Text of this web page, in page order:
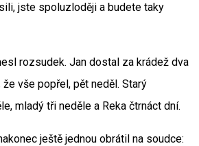
jste spoluzloději a budete taky
rozsudek. Jan dostal za krádež dva
vše popřel, pět neděl. Starý
mladý tři neděle a Reka čtrnáct dní.
ještě jednou obrátil na soudce: